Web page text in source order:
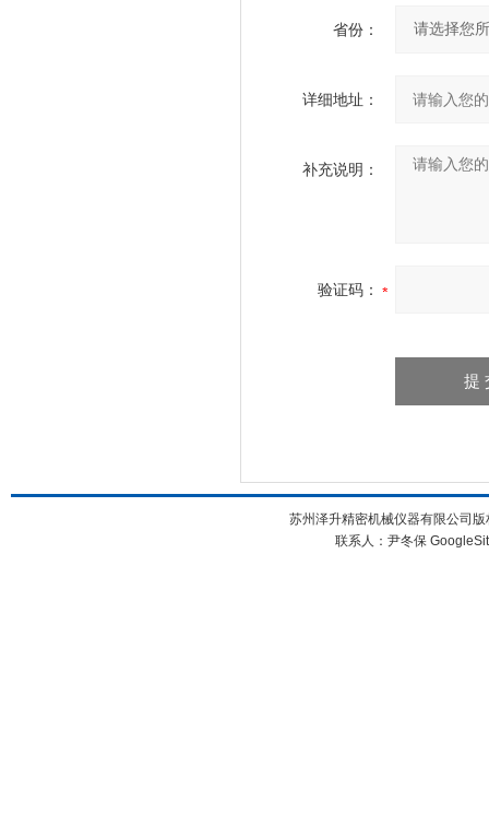
省份：
详细地址：
补充说明：
验证码：
苏州泽升精密机械仪器有限公司
联系人：尹冬保